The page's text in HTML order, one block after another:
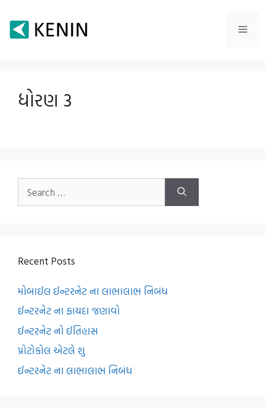
content
ધોરણ 3
Search
for:
Recent Posts
મોબાઈલ ઈન્ટરનેટ ના લાભાલાભ નિબંધ
ઈન્ટરનેટ ના ફાયદા જણાવો
ઈન્ટરનેટ નો ઈતિહાસ
પ્રોટોકોલ એટલે શું
ઈન્ટરનેટ ના લાભાલાભ નિબંધ